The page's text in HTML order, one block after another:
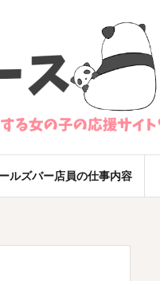
ルズバー店員の仕事内容